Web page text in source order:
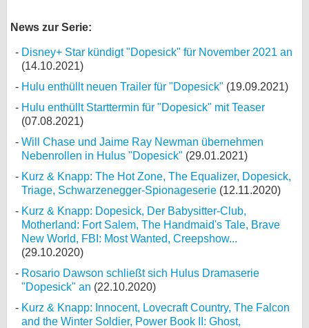
News zur Serie:
Disney+ Star kündigt "Dopesick" für November 2021 an
(14.10.2021)
Hulu enthüllt neuen Trailer für "Dopesick" (19.09.2021)
Hulu enthüllt Starttermin für "Dopesick" mit Teaser
(07.08.2021)
Will Chase und Jaime Ray Newman übernehmen
Nebenrollen in Hulus "Dopesick" (29.01.2021)
Kurz & Knapp: The Hot Zone, The Equalizer, Dopesick,
Triage, Schwarzenegger-Spionageserie (12.11.2020)
Kurz & Knapp: Dopesick, Der Babysitter-Club,
Motherland: Fort Salem, The Handmaid's Tale, Brave
New World, FBI: Most Wanted, Creepshow...
(29.10.2020)
Rosario Dawson schließt sich Hulus Dramaserie
"Dopesick" an (22.10.2020)
Kurz & Knapp: Innocent, Lovecraft Country, The Falcon
and the Winter Soldier, Power Book II: Ghost,
myFanbase